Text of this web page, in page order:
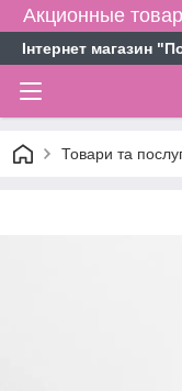
Акционные
Інтернет магазин
Товари та